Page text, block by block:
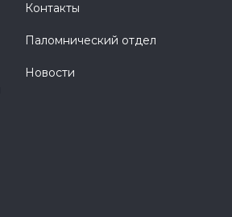
Контакты
Паломнический отдел
Новости